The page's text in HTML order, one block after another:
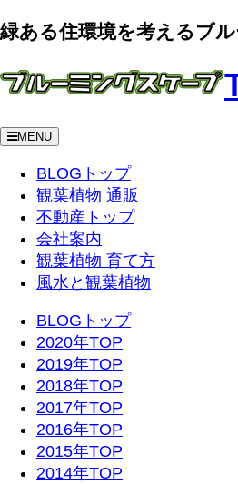
緑ある住環境を考えるブ
MENU
BLOGトップ
観葉植物 通販
不動産トップ
会社案内
観葉植物 育て方
風水と観葉植物
BLOGトップ
2020年TOP
2019年TOP
2018年TOP
2017年TOP
2016年TOP
2015年TOP
2014年TOP